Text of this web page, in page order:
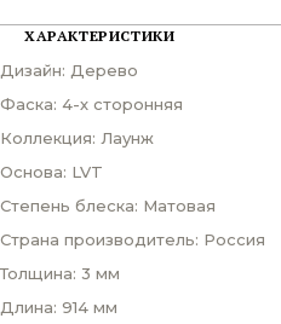
ХАРАКТЕРИСТИКИ
Дизайн: Дерево
Фаска: 4-х сторонняя
Коллекция: Лаунж
Основа: LVT
Степень блеска: Матовая
Страна производитель: Россия
Толщина: 3 мм
Длина: 914 мм